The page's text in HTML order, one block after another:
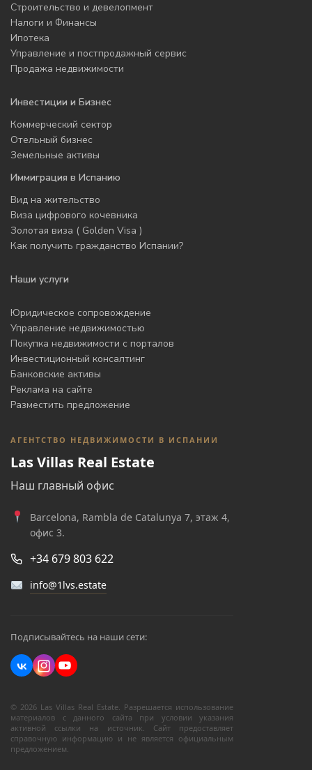
Строительство и девелопмент
Налоги и Финансы
Ипотека
Управление и постпродажный сервис
Продажа недвижимости
Инвестиции и Бизнес
Коммерческий сектор
Отельный бизнес
Земельные активы
Иммиграция в Испанию
Вид на жительство
Виза цифрового кочевника
Золотая виза ( Golden Visa )
Как получить гражданство Испании?
Наши услуги
Юридическое сопровождение
Управление недвижимостью
Покупка недвижимости с порталов
Инвестиционный консалтинг
Банковские активы
Реклама на сайте
Разместить предложение
АГЕНТСТВО НЕДВИЖИМОСТИ В ИСПАНИИ
Las Villas Real Estate
Наш главный офис
Barcelona, Rambla de Catalunya 7, этаж 4,
офис 3.
+34 679 803 622
info@1lvs.estate
Подписывайтесь на наши сети:
© 2026 Las Villas Real Estate. Разрешается использование
материалов с данного сайта при условии указания
активной ссылки на источник. Сайт предоставляет
справочную информацию и не является официальным
предложением.